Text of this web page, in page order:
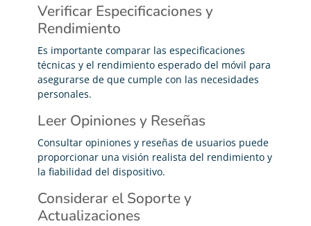
Verificar Especificaciones y
Rendimiento
Es importante comparar las especificaciones
técnicas y el rendimiento esperado del móvil para
asegurarse de que cumple con las necesidades
personales.
Leer Opiniones y Reseñas
Consultar opiniones y reseñas de usuarios puede
proporcionar una visión realista del rendimiento y
la fiabilidad del dispositivo.
Considerar el Soporte y
Actualizaciones